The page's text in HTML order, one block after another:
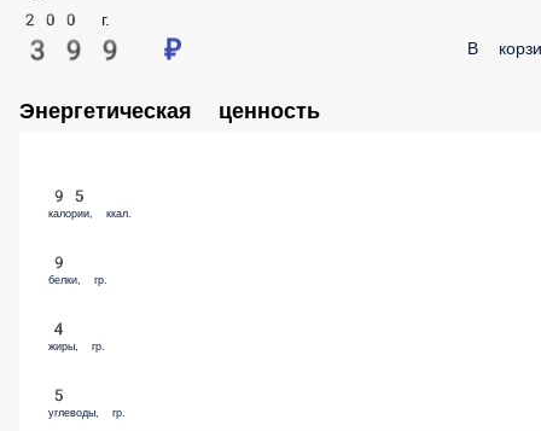
200 г.
399 ₽ В
Энергетическая ценность
95
калории, ккал.
9
белки, гр.
4
жиры, гр.
5
углеводы, гр.